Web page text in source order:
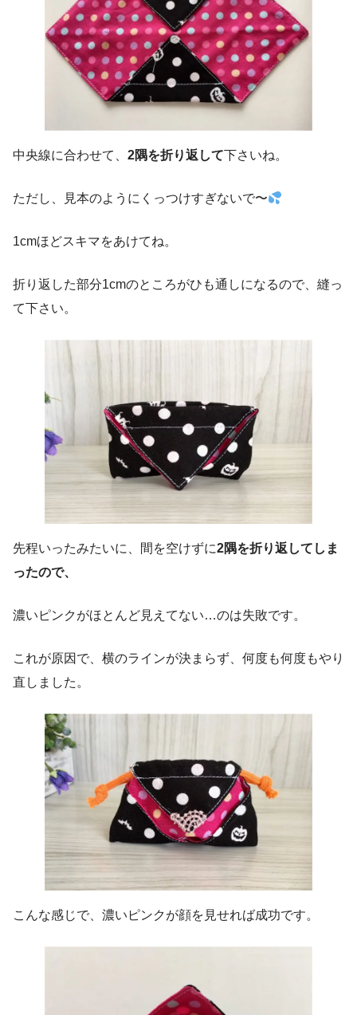
中央線に合わせて、 2隅を折り返して下さいね。
ただし、見本のようにくっつけすぎないで〜
1cmほどスキマをあけてね。
折り返した部分1cmのところがひも通しになるので、縫っ
て下さい。
先程いったみたいに、間を空けずに2隅を折り返してしま
ったので、
濃いピンクがほとんど見えてない…のは失敗です。
これが原因で、横のラインが決まらず、何度も何度もやり
直しました。
こんな感じで、濃いピンクが顔を見せれば成功です。